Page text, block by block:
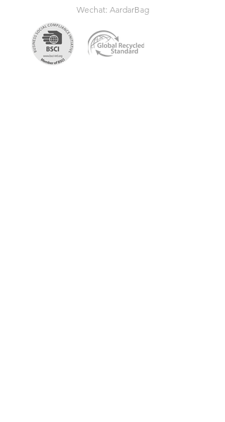
Wechat: AardarBag